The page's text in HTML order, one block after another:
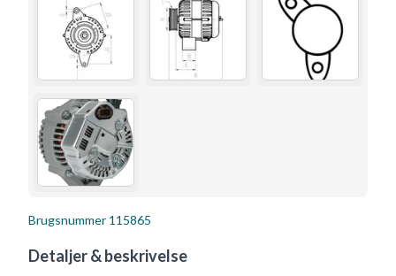
Brugsnummer 115865
Detaljer & beskrivelse